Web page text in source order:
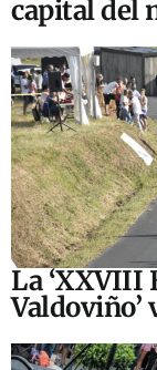
capital del
La ‘XXVIII
Valdoviño’